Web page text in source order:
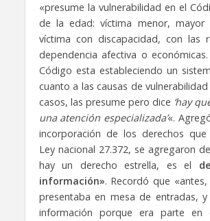
«presume la vulnerabilidad en el
de la edad: víctima menor, mayor
víctima con discapacidad, con las
dependencia afectiva o
Código esta estableciendo un
cuanto a las causas de
casos, las presume pero dice ‘hay
una atención especializada’«.
incorporación de los derechos
Ley nacional 27.372, se agregaron
hay un derecho estrella, es el
información». Recordó que
presentaba en mesa de entradas,
información porque era parte en